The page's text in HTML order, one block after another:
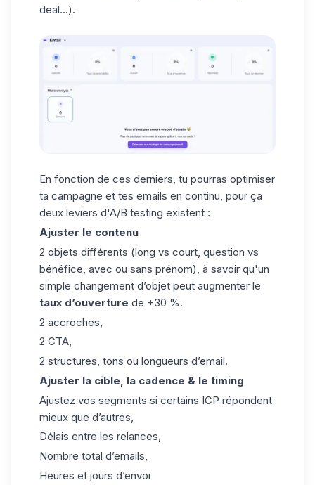
deal...).
En fonction de ces derniers, tu pourras optimiser
ta campagne et tes emails en continu, pour ça
deux leviers d'A/B testing existent :
Ajuster le contenu
2 objets différents (long vs court, question vs
bénéfice, avec ou sans prénom), à savoir qu'un
simple changement d’objet peut augmenter le
taux d’ouverture de +30 %.
2 accroches,
2 CTA,
2 structures, tons ou longueurs d’email.
Ajuster la cible, la cadence & le timing
Ajustez vos segments si certains ICP répondent
mieux que d’autres,
Délais entre les relances,
Nombre total d’emails,
Heures et jours d’envoi